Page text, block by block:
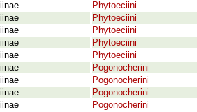
Phytoeciini
Phytoeciini
Phytoeciini
Phytoeciini
Phytoeciini
Pogonocherini
Pogonocherini
Pogonocherini
Pogonocherini